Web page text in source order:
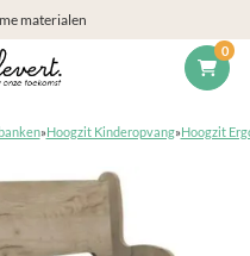
0
materialen
»Hoogzit Kinderopvang»Hoogzit